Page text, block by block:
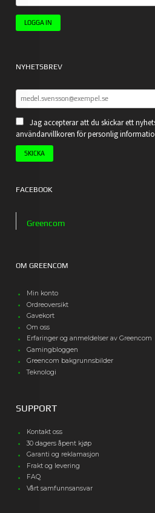
NYHETSBREV
Jag accepterar att du skickar ett
användarvillkoren för personlig
FACEBOOK
Greencom
OM GREENCOM
Min konto
Ordreoversikt
Gavekort
Om oss
Erfaringer og anmeldelser av Greencom
Gamingbloggen
Greencom bakgrunnsbilder
Teknologi
SUPPORT
Kontakt oss
30 dagers åpent kjøp
Garanti og reklamasjon
Frakt og levering
FAQ
Vårt samfunnsansvar